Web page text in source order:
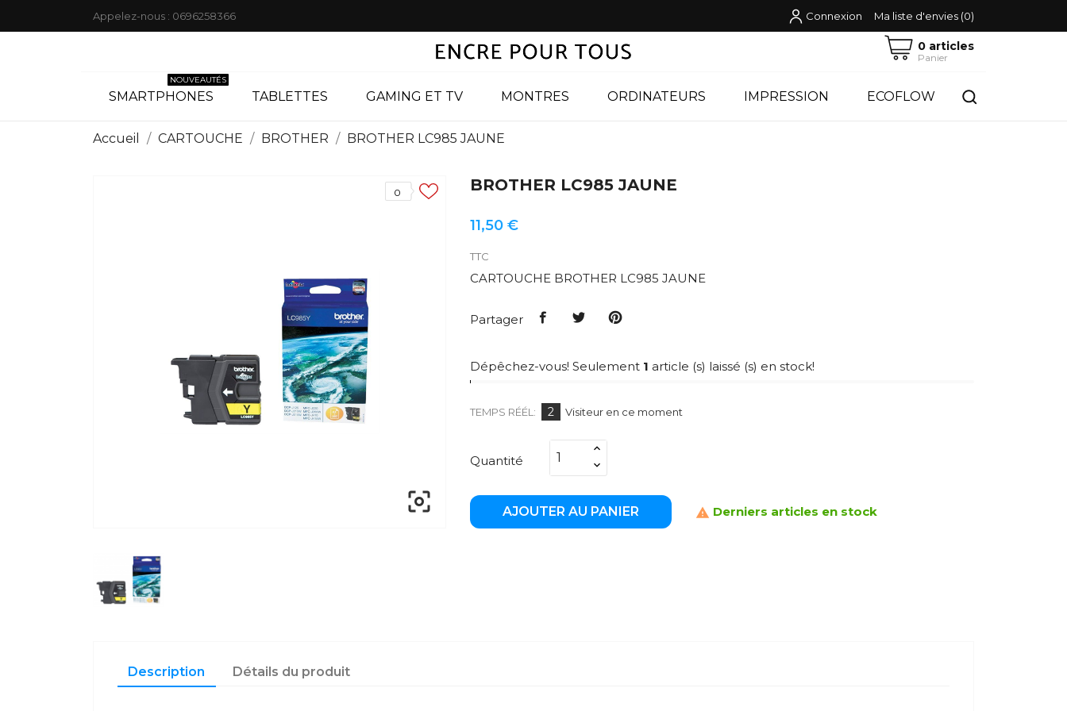
Appelez-nous : 0696258366 Connexion Ma liste d'envies (0)
0 articles
Panier
SMARTPHONES
NOUVEAUTÉS
TABLETTES GAMING ET TV MONTRES ORDINATEURS IMPRESSION ECOFLOW
Accueil CARTOUCHE BROTHER BROTHER LC985 JAUNE

0 BROTHER LC985 JAUNE
11,50 €
TTC
CARTOUCHE BROTHER LC985 JAUNE
Partager
Dépêchez-vous! Seulement 1 article (s) laissé (s) en stock!
TEMPS RÉÉL: 2 Visiteur en ce moment
Quantité
AJOUTER AU PANIER  Derniers articles en stock
Description Détails du produit